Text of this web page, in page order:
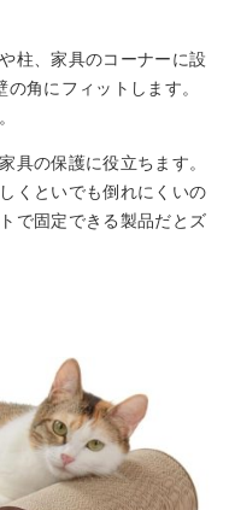
柱、家具のコーナーに設
角にフィットします。
具の保護に役立ちます。
くといでも倒れにくいの
で固定できる製品だとズ